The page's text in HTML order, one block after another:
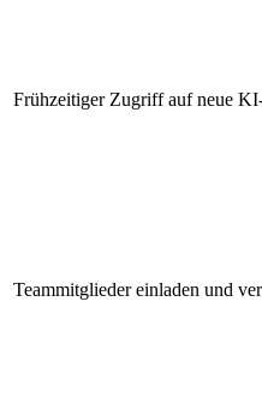
Frühzeitiger Zugriff auf neue
Teammitglieder einladen und